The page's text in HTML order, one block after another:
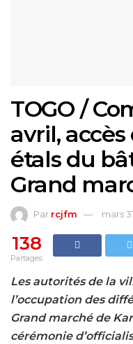
TOGO /
avril,
étals du
Grand
Par rcjfm mars
138
Partages
Les autorités de la
l’occupation des
Grand marché de
cérémonie